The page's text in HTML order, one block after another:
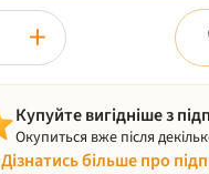
+
Купуйте вигідніше з
Окупиться вже після
Дізнатись більше про